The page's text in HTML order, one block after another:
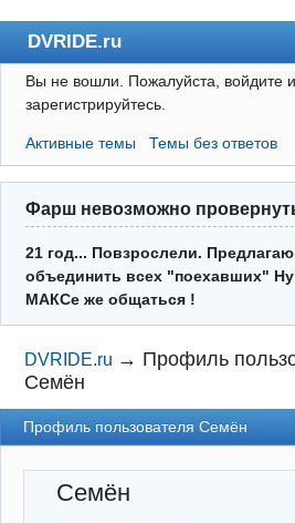
DVRIDE.ru
Форум
Пользователи
Правила
Поиск
Регистрация
Вход
Вы не вошли. Пожалуйста, войдите
зарегистрируйтесь.
Активные темы Темы без ответов
Фарш невозможно
21 год... Повзрослели. Предлагаю
объединить всех "поехавших" Ну
МАКСе же общаться !
DVRIDE.ru → Профиль
Семён
Профиль пользователя Семён
Семён